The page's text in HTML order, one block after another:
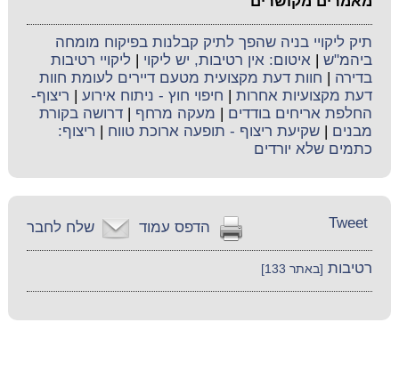
תיק ליקויי בניה שהפך לתיק קבלנות בפיקוח מומחה
ביהמ"ש |איטום: אין רטיבות, יש ליקוי
ליקויי רטיבות
בדירה
חוות דעת מקצועית מטעם דיירים לעומת חוות
דעת מקצועיות אחרות
חיפוי חוץ - ניתוח אירוע
ריצוף-
החלפת אריחים בודדים
מעקה מרחף |דרושה בקורת
מבנים |שקיעת ריצוף - תופעה ארוכת טווח
ריצוף:
כתמים שלא יורדים
שלח לחבר הדפס עמוד Tweet
רטיבות [באתר 133]